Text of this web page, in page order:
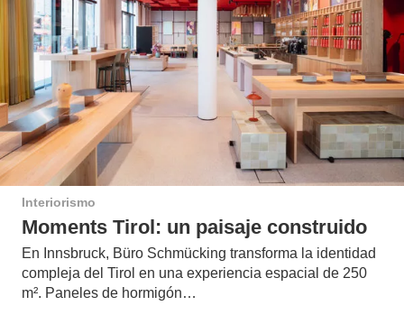
Interiorismo
Moments Tirol: un paisaje construido
En Innsbruck, Büro Schmücking transforma la identidad
compleja del Tirol en una experiencia espacial de 250
m². Paneles de hormigón…